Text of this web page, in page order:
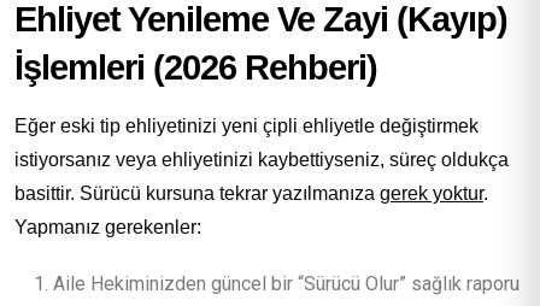
Ehliyet Yenileme Ve Zayi (Kayıp)
İşlemleri (2026 Rehberi)
Eğer eski tip ehliyetinizi yeni çipli ehliyetle değiştirmek
istiyorsanız veya ehliyetinizi kaybettiyseniz, süreç oldukça
basittir. Sürücü kursuna tekrar yazılmanıza gerek yoktur.
Yapmanız gerekenler:
Aile Hekiminizden güncel bir “Sürücü Olur” sağlık raporu